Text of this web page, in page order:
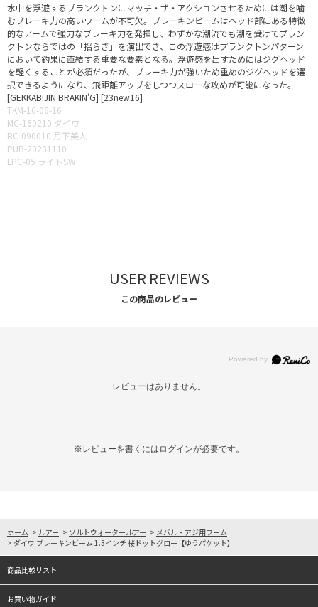
水中を浮遊するプランクトンにマッチ・ザ・アクションさせるためには潮を噛
むブレーキ力の高いワームが不可欠。ブレーキンビームはヘッド部にある特徴
的なアームで強力なブレーキ力を発揮し、わずかな潮流でも潮を受けてプラン
クトンならではの「揺らぎ」を演出でき、この浮遊感はプランクトンパターン
において釣果に直結する重要な要素となる。浮遊感を出すためにはジグヘッド
を軽くすることが必須だったが、ブレーキ力が強いため重めのジグヘッドを選
択できるようになり、飛距離アップをしつつスローな攻めが可能になった。
[GEKKABIJIN BRAKIN’G] [23new16]
TKM-16-06-16
MC-160210 ダイワ
BC-090010 月下美人
PUB-20231110
LPC-05 ライトSW
USER REVIEWS
この商品のレビュー
レビューはありません。
※レビューを書くには ログインが必要です。
ホーム > ルアー > ソルトウォータールアー > メバル・アジ用ワーム
> ダイワ ブレーキンビーム 1.3インチ 桜ドットグロー【ゆうパケット】
商品比較リスト
お買い物ガイド